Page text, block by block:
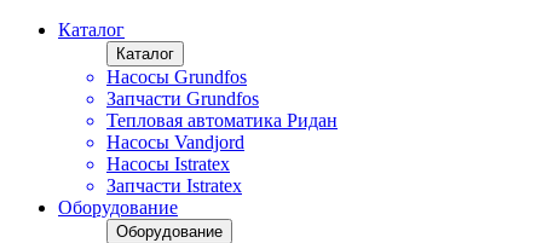
Каталог
Каталог
Насосы Grundfos
Запчасти Grundfos
Тепловая автоматика Ридан
Насосы Vandjord
Насосы Istratex
Запчасти Istratex
Оборудование
Оборудование